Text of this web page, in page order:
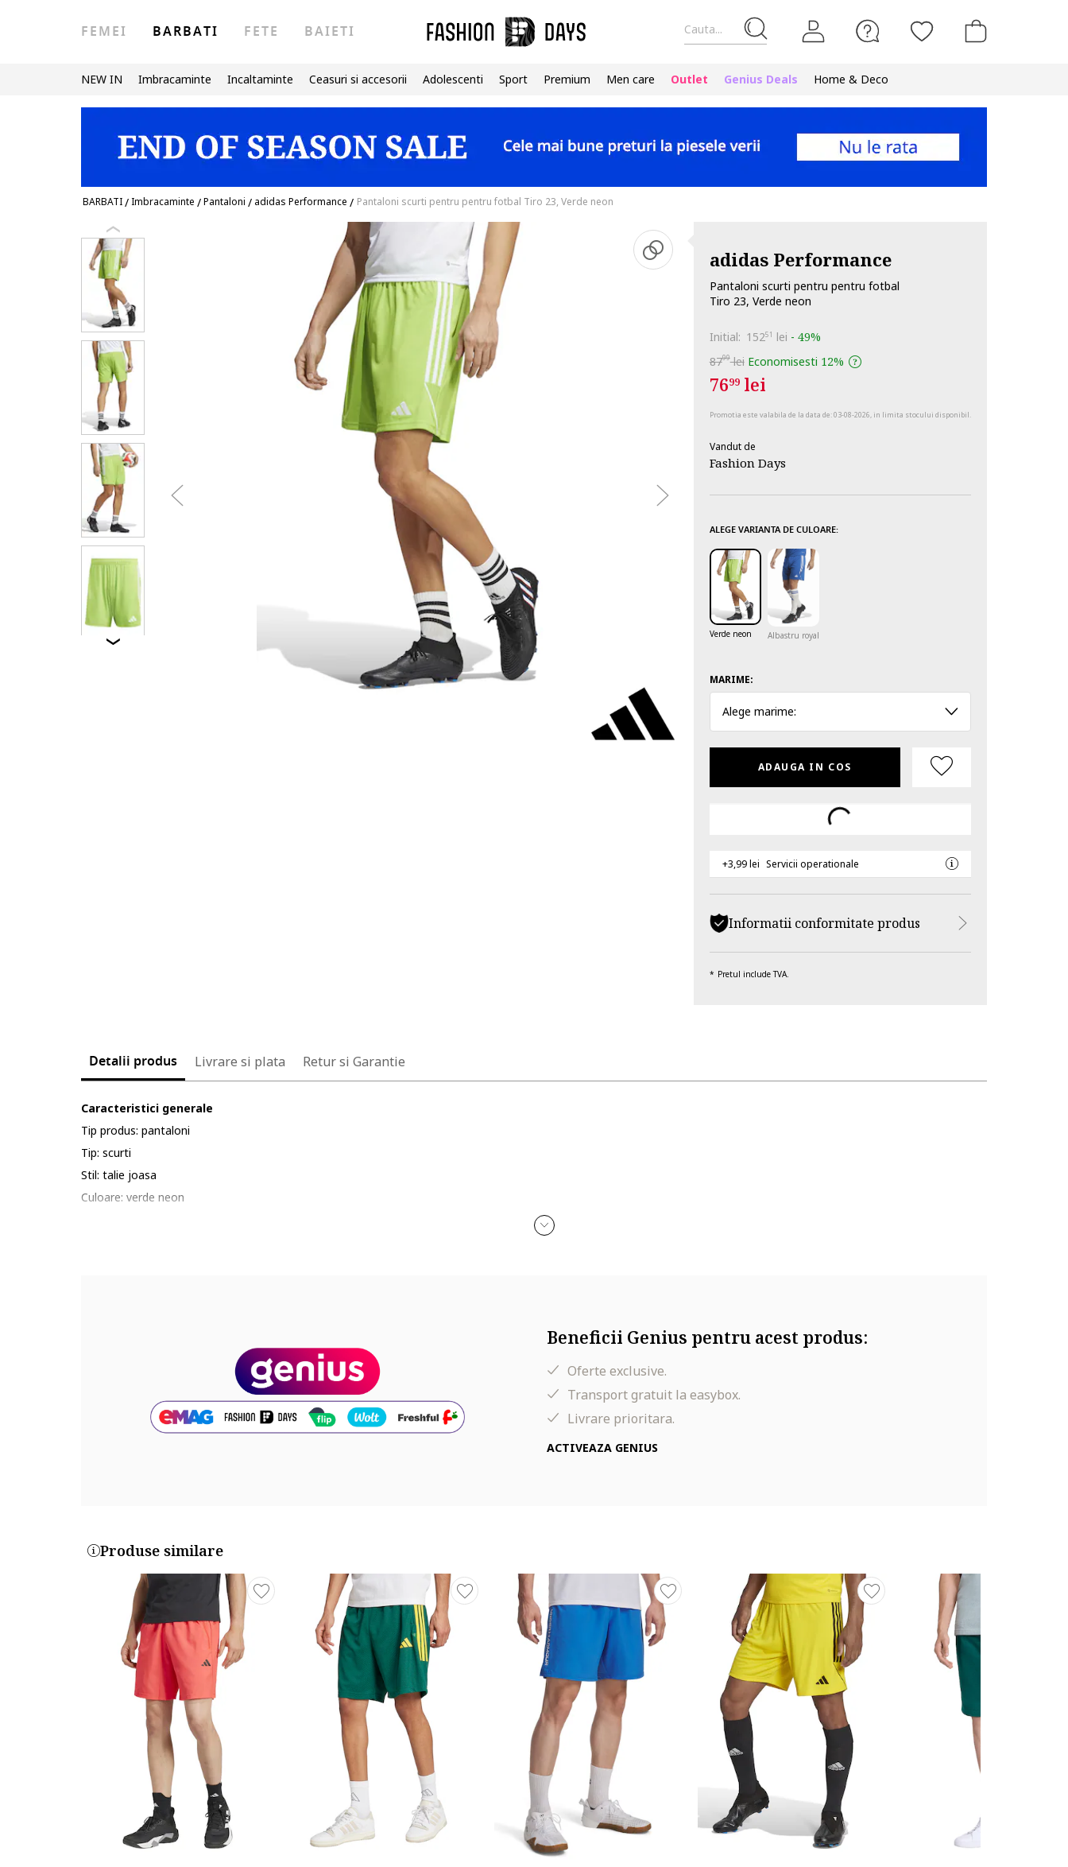
Cauta...
FEMEI BARBATI FETE BAIETI
NEW IN Imbracaminte Incaltaminte Ceasuri si accesorii Adolescenti Sport Premium Men care Outlet Genius Deals Home & Deco
BARBATI/Imbracaminte /Pantaloni / adidas Performance / Pantaloni scurti pentru pentru fotbal Tiro 23, Verde neon
adidas Performance
Pantaloni scurti pentru pentru fotbal
Tiro 23, Verde neon
Initial: 15251 lei - 49%
8799lei Economisesti 12%
7699lei
Promotia este valabila de la data de:03-08-2026, in limita stocului disponibil.
Vandut de
Fashion Days
ALEGE VARIANTA DE CULOARE:
Verde neon Albastru royal
MARIME:
Alege marime:
ADAUGA IN COS
+3,99 lei Servicii operationale
Informatii conformitate produs
Pretul include TVA.
Detalii produs Livrare si plata Retur si Garantie
Caracteristici generale
Tip produs: pantaloni
Tip: scurti
Stil: talie joasa
Culoare: verde neon
Beneficii Genius pentru acest produs:
Oferte exclusive.
Transport gratuit la easybox.
Livrare prioritara.
ACTIVEAZA GENIUS
Produse similare